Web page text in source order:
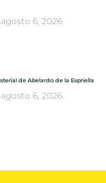
agosto 6, 2026
de Abelardo de la Espriella
agosto 6, 2026